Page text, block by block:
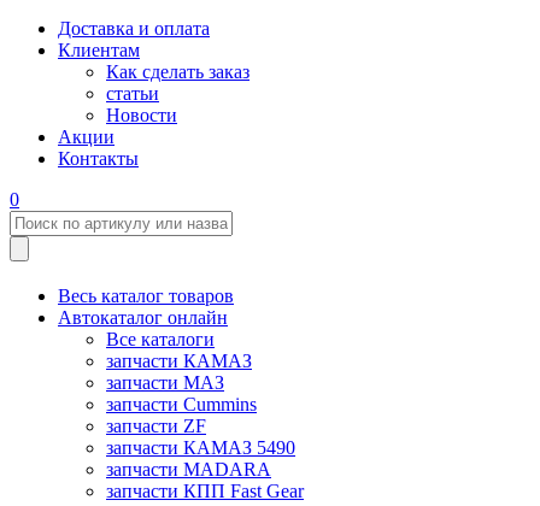
Доставка и оплата
Клиентам
Как сделать заказ
статьи
Новости
Акции
Контакты
0
Весь каталог товаров
Автокаталог онлайн
Все каталоги
запчасти КАМАЗ
запчасти МАЗ
запчасти Cummins
запчасти ZF
запчасти КАМАЗ 5490
запчасти MADARA
запчасти КПП Fast Gear